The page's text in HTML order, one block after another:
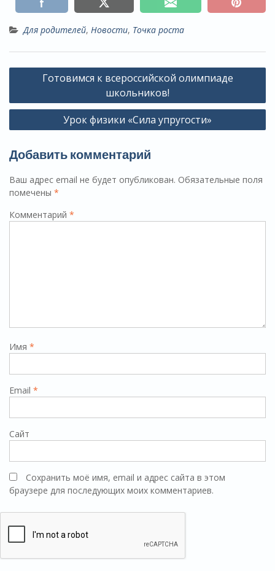
Для родителей, Новости, Точка роста
Навигация
записям
Готовимся к всероссийской олимпиаде
школьников!
Урок физики «Сила упругости»
Добавить комментарий
Ваш адрес email не будет опубликован. Обязательные поля
помечены *
Комментарий *
Имя *
Email *
Сайт
Сохранить моё имя, email и адрес сайта в этом
браузере для последующих моих комментариев.